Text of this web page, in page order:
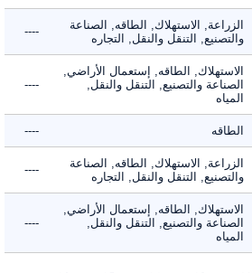
الزراعة, الاستهلاك, الطاقه, الصناعة
والتصنيع, التنقل والنقل, التجاره
----
الاستهلاك, الطاقه, إستعمال الأراضي,
الصناعة والتصنيع, التنقل والنقل,
المياه
----
الطاقه ----
الزراعة, الاستهلاك, الطاقه, الصناعة
والتصنيع, التنقل والنقل, التجاره
----
الاستهلاك, الطاقه, إستعمال الأراضي,
الصناعة والتصنيع, التنقل والنقل,
المياه
----